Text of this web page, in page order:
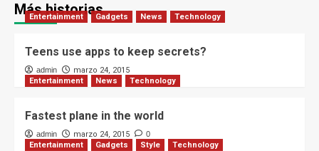
Más historias
Entertainment Gadgets News Technology
Teens use apps to keep secrets?
admin
marzo 24, 2015
Entertainment
News Technology
Fastest plane in the world
admin marzo 24, 2015 0
Entertainment Gadgets Style Technology